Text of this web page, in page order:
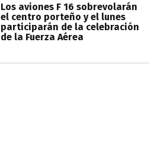
Los aviones F 16 sobrevolarán
el centro porteño y el lunes
participarán de la celebración
de la Fuerza Aérea